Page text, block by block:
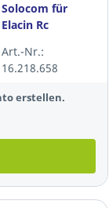
Solocom für
Elacin Rc
Art.-Nr.:
16.218.658
erstellen.